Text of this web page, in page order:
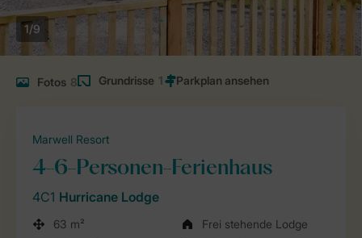
1/9
Fotos 8 Grundrisse 1
Marwell Resort
4-6-Personen-Ferienhaus
4C1 Hurricane Lodge
63 m²
Frei stehende Lodge